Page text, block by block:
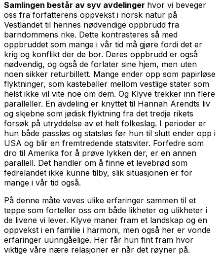
Samlingen består av syv avdelinger hvor vi beveger
oss fra forfatterens oppvekst i norsk natur på
Vestlandet til hennes nødvendige oppbrudd fra
barndommens rike. Dette kontrasteres så med
oppbruddet som mange i vår tid må gjøre fordi det er
krig og konflikt der de bor. Deres oppbrudd er også
nødvendig, og også de forlater sine hjem, men uten
noen sikker returbillett. Mange ender opp som papirløse
flyktninger, som kasteballer mellom vestlige stater som
helst ikke vil vite noe om dem. Og Klyve trekker inn flere
paralleller. En avdeling er knyttet til Hannah Arendts liv
og skjebne som jødisk flyktning fra det tredje rikets
forsøk på utryddelse av et helt folkeslag. I perioder er
hun både passløs og statsløs før hun til slutt ender opp i
USA og blir en fremtredende statsviter. Forfedre som
dro til Amerika for å prøve lykken der, er en annen
parallell. Det handler om å finne et levebrød som
fedrelandet ikke kunne tilby, slik situasjonen er for
mange i vår tid også.
På denne måte veves ulike erfaringer sammen til et
teppe som forteller oss om både likheter og ulikheter i
de livene vi lever. Klyve maner fram et landskap og en
oppvekst i en familie i harmoni, men også her er vonde
erfaringer uunngåelige. Her får hun fint fram hvor
viktige våre nære relasjoner er når det røyner på.